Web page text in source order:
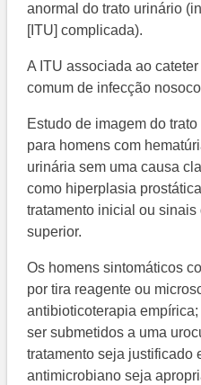
anormal do trato urinário
[ITU] complicada).
A ITU associada ao
comum de infecção
Estudo de imagem do
para homens com
urinária sem uma causa
como hiperplasia
tratamento inicial ou sinais
superior.
Os homens sintomáticos
por tira reagente ou
antibioticoterapia
ser submetidos a uma
tratamento seja justificado
antimicrobiano seja